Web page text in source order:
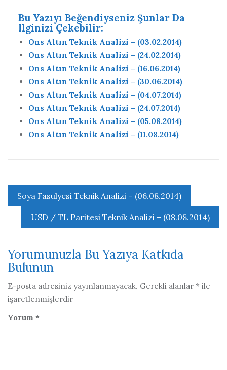
Bu Yazıyı Beğendiyseniz Şunlar Da
Ilginizi Çekebilir:
Ons Altın Teknik Analizi – (03.02.2014)
Ons Altın Teknik Analizi – (24.02.2014)
Ons Altın Teknik Analizi – (16.06.2014)
Ons Altın Teknik Analizi – (30.06.2014)
Ons Altın Teknik Analizi – (04.07.2014)
Ons Altın Teknik Analizi – (24.07.2014)
Ons Altın Teknik Analizi – (05.08.2014)
Ons Altın Teknik Analizi – (11.08.2014)
Yazı
gezinmesi
Soya Fasulyesi Teknik Analizi – (06.08.2014)
USD / TL Paritesi Teknik Analizi – (08.08.2014)
Yorumunuzla Bu Yazıya Katkıda
Bulunun
E-posta adresiniz yayınlanmayacak. Gerekli alanlar * ile
işaretlenmişlerdir
Yorum *